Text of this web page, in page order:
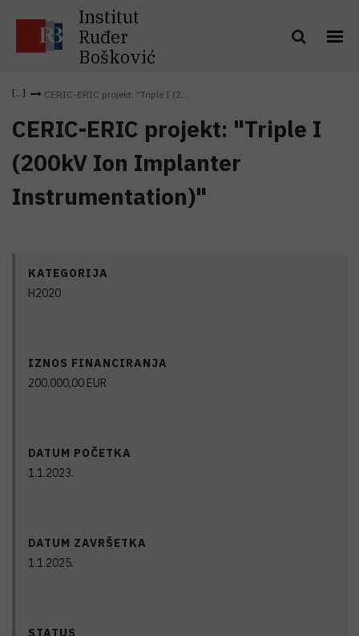
Institut
Ruđer
Bošković
CERIC-ERIC projekt: "Triple I (2...
CERIC-ERIC projekt: "Triple I
(200kV Ion Implanter
Instrumentation)"
KATEGORIJA
H2020
IZNOS FINANCIRANJA
200.000,00 EUR
DATUM POČETKA
1.1.2023.
DATUM ZAVRŠETKA
1.1.2025.
STATUS